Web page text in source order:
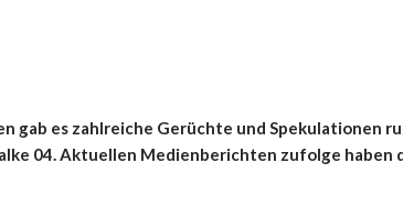
gab es zahlreiche Gerüchte und Spekulationen
04. Aktuellen Medienberichten zufolge haben